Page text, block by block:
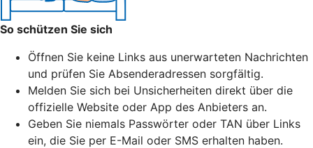
So schützen Sie sich
Öffnen Sie keine Links aus unerwarteten Nachrichten
und prüfen Sie Absenderadressen sorgfältig.
Melden Sie sich bei Unsicherheiten direkt über die
offizielle Website oder App des Anbieters an.
Geben Sie niemals Passwörter oder TAN über Links
ein, die Sie per E-Mail oder SMS erhalten haben.